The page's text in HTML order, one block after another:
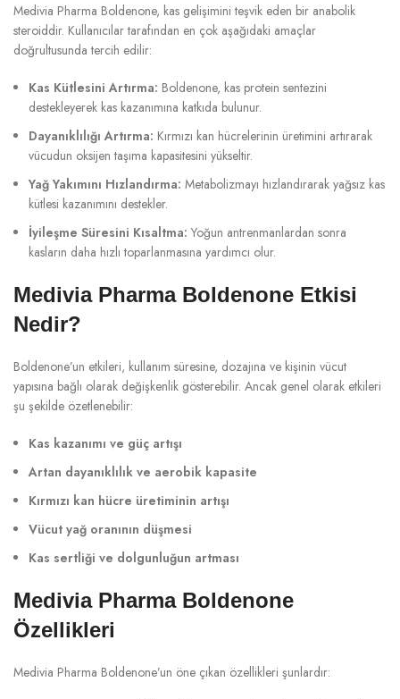
Medivia Pharma Boldenone, kas gelişimini teşvik eden bir anabolik
steroiddir. Kullanıcılar tarafından en çok aşağıdaki amaçlar
doğrultusunda tercih edilir:
Kas Kütlesini Artırma: Boldenone, kas protein sentezini
destekleyerek kas kazanımına katkıda bulunur.
Dayanıklılığı Artırma: Kırmızı kan hücrelerinin üretimini artırarak
vücudun oksijen taşıma kapasitesini yükseltir.
Yağ Yakımını Hızlandırma: Metabolizmayı hızlandırarak yağsız kas
kütlesi kazanımını destekler.
İyileşme Süresini Kısaltma: Yoğun antrenmanlardan sonra
kasların daha hızlı toparlanmasına yardımcı olur.
Medivia Pharma Boldenone Etkisi
Nedir?
Boldenone’un etkileri, kullanım süresine, dozajına ve kişinin vücut
yapısına bağlı olarak değişkenlik gösterebilir. Ancak genel olarak etkileri
şu şekilde özetlenebilir:
Kas kazanımı ve güç artışı
Artan dayanıklılık ve aerobik kapasite
Kırmızı kan hücre üretiminin artışı
Vücut yağ oranının düşmesi
Kas sertliği ve dolgunluğun artması
Medivia Pharma Boldenone
Özellikleri
Medivia Pharma Boldenone’un öne çıkan özellikleri şunlardır: